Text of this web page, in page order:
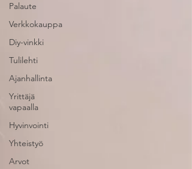
Palaute
Verkkokauppa
Diy-vinkki
Tulilehti
Ajanhallinta
Yrittäjä
vapaalla
Hyvinvointi
Yhteistyö
Arvot